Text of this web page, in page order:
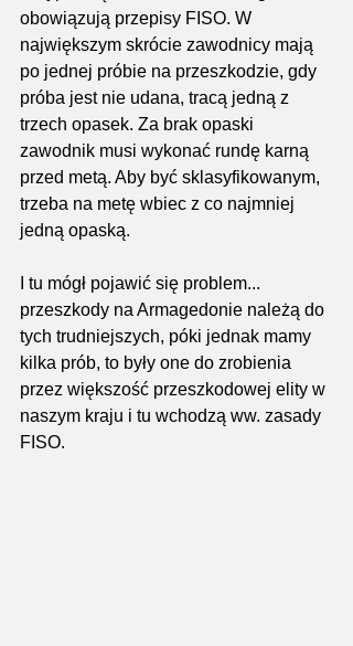
obowiązują przepisy FISO. W
największym skrócie zawodnicy mają
po jednej próbie na przeszkodzie, gdy
próba jest nie udana, tracą jedną z
trzech opasek. Za brak opaski
zawodnik musi wykonać rundę karną
przed metą. Aby być sklasyfikowanym,
trzeba na metę wbiec z co najmniej
jedną opaską.
I tu mógł pojawić się problem...
przeszkody na Armagedonie należą do
tych trudniejszych, póki jednak mamy
kilka prób, to były one do zrobienia
przez większość przeszkodowej elity w
naszym kraju i tu wchodzą ww. zasady
FISO.